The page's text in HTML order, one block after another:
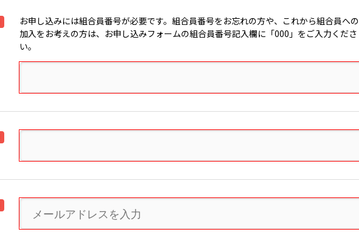
お申し込みには組合員番号が必要です。組合員番号をお忘れの方や、これから組合員への
加入をお考えの方は、お申し込みフォームの組合員番号記入欄に「000」をご入力くださ
い。